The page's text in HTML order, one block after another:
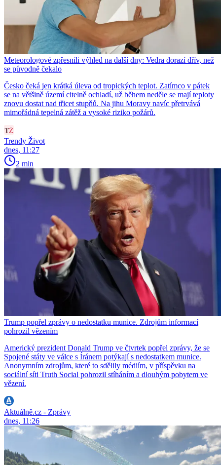
Meteorologové zpřesnili výhled na další dny: Vedra dorazí dřív, než
se původně čekalo
Česko čeká jen krátká úleva od tropických teplot. Zatímco v pátek
se na většině území citelně ochladí, už během neděle se mají teploty
znovu dostat nad třicet stupňů. Na jihu Moravy navíc přetrvává
mimořádná tepelná zátěž a vysoké riziko požárů.
Trendy Život
dnes, 11:27
2 min
Trump popřel zprávy o nedostatku munice. Zdrojům informací
pohrozil vězením
Americký prezident Donald Trump ve čtvrtek popřel zprávy, že se
Spojené státy ve válce s Íránem potýkají s nedostatkem munice.
Anonymním zdrojům, které to sdělily médiím, v příspěvku na
sociální síti Truth Social pohrozil stíháním a dlouhým pobytem ve
vězení.
Aktuálně.cz - Zprávy
dnes, 11:26